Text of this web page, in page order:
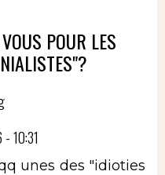
POUR LES
10:31
unes des "idioties